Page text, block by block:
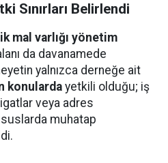
Sınırları Belirlendi
mal varlığı yönetim
da davanamede
yalnızca derneğe ait
konularda yetkili olduğu; iş
veya adres
muhatap